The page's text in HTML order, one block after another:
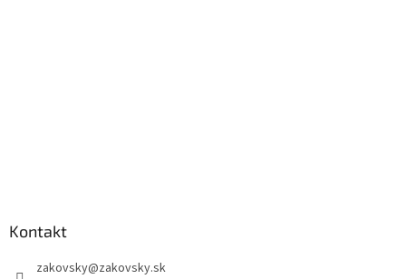
Kontakt
zakovsky@zakovsky.sk